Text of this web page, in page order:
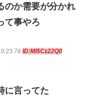
のか需要が分かれ
て事やろ
ID:Ml5Cz22Q0
に言ってた